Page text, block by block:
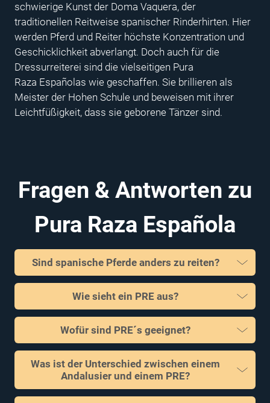
schwierige Kunst der Doma Vaquera, der
traditionellen Reitweise spanischer Rinderhirten. Hier
werden Pferd und Reiter höchste Konzentration und
Geschicklichkeit abverlangt. Doch auch für die
Dressurreiterei sind die vielseitigen Pura
Raza Españolas wie geschaffen. Sie brillieren als
Meister der Hohen Schule und beweisen mit ihrer
Leichtfüßigkeit, dass sie geborene Tänzer sind.
Fragen & Antworten zu
Pura Raza Española
Sind spanische Pferde anders zu reiten?
Wie sieht ein PRE aus?
Wofür sind PRE´s geeignet?
Was ist der Unterschied zwischen einem
Andalusier und einem PRE?